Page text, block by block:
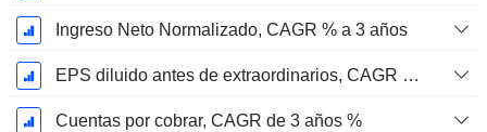
Ingreso Neto Normalizado, CAGR % a 3 años
EPS diluido antes de extraordinarios, CAGR de 3 años %
Cuentas por cobrar, CAGR de 3 años %